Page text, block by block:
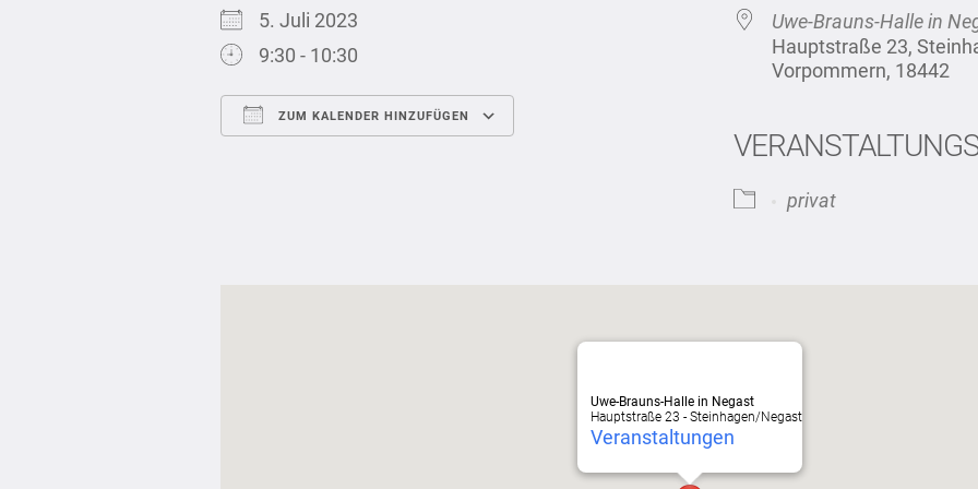
5. Juli 2023
9:30 - 10:30
ZUM KALENDER HINZUFÜGEN
iCalendar
Uwe-Brauns-Halle in
Hauptstraße 23,
Vorpommern, 18442
privat
Uwe-Brauns-Halle in Negast
Hauptstraße 23 - Steinhagen/Negast
Veranstaltungen